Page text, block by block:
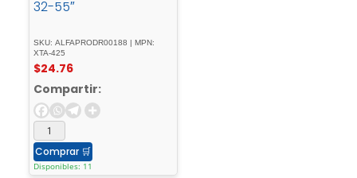
32-55″
SKU: ALFAPRODR00188 | MPN:
XTA-425
$24.76
Compartir:
Comprar 🛒
Disponibles: 11